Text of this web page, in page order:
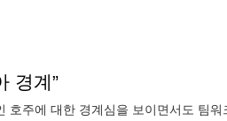
경계”
주에 대한 경계심을 보이면서도 팀